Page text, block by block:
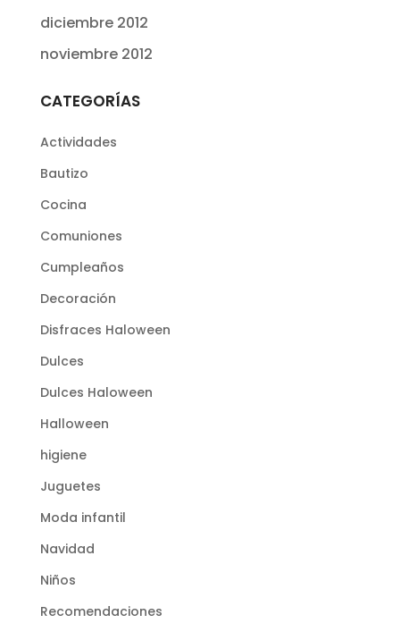
diciembre 2012
noviembre 2012
CATEGORÍAS
Actividades
Bautizo
Cocina
Comuniones
Cumpleaños
Decoración
Disfraces Haloween
Dulces
Dulces Haloween
Halloween
higiene
Juguetes
Moda infantil
Navidad
Niños
Recomendaciones